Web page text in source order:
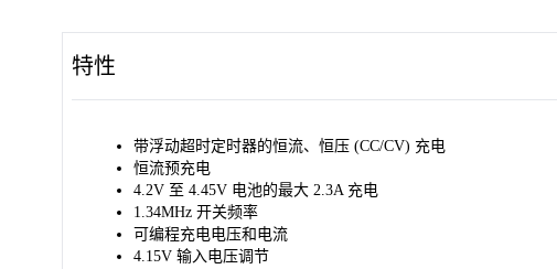
特性
带浮动超时定时器的恒流、恒压 (CC/CV) 充电
恒流预充电
4.2V 至 4.45V 电池的最大 2.3A 充电
1.34MHz 开关频率
可编程充电电压和电流
4.15V 输入电压调节